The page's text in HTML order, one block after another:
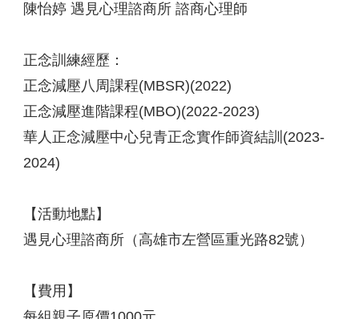
陳怡婷 遇見心理諮商所 諮商心理師
正念訓練經歷：
正念減壓八周課程(MBSR)(2022)
正念減壓進階課程(MBO)(2022-2023)
華人正念減壓中心兒青正念實作師資結訓(2023-
2024)
【活動地點】
遇見心理諮商所（高雄市左營區重光路82號）
【費用】